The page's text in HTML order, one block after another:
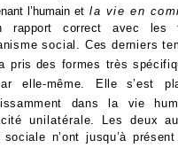
l’humain et la vie en
rapport correct avec les
social. Ces derniers
pris des formes très
elle-même. Elle
s’est
dans la vie
unilatérale. Les deux
n’ont jusqu’à